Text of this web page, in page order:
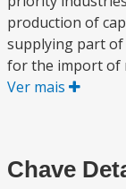
production of
supplying part
for the import of
Ver mais
Chave